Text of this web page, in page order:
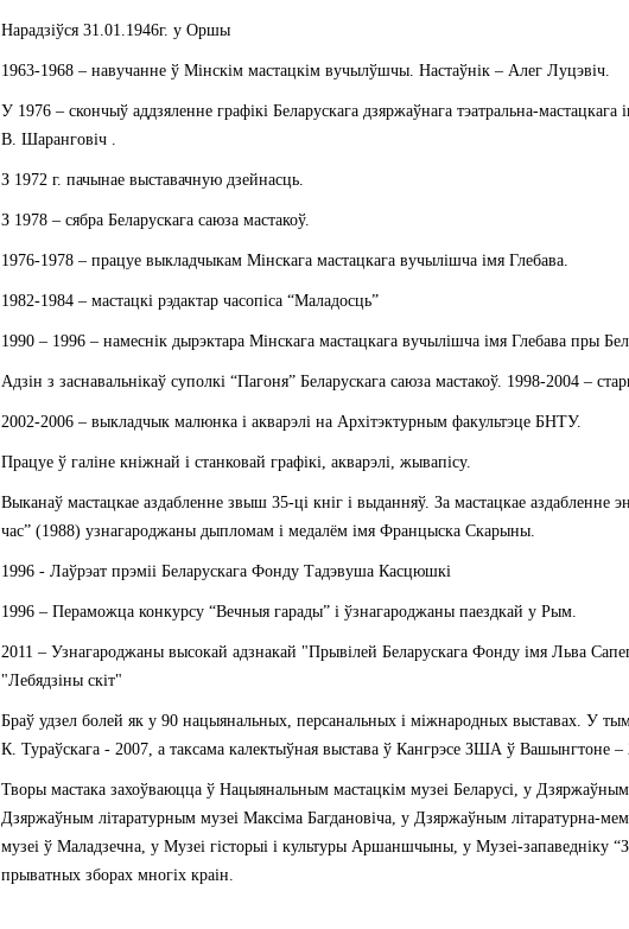
Нарадзіўся 31.01.1946г. у Оршы
1963-1968 – навучанне ў Мінскім мастацкім вучылўшчы. Настаўнік – Алег Луцэвіч.
У 1976 – скончыў аддзяленне графікі Беларускага дзяржаўнага тэатральна-
В. Шаранговіч .
З 1972 г. пачынае выставачную дзейнасць.
З 1978 – сябра Беларускага саюза мастакоў.
1976-1978 – працуе выкладчыкам Мінскага мастацкага вучылішча імя Глебава.
1982-1984 – мастацкі рэдактар часопіса “Маладосць”
1990 – 1996 – намеснік дырэктара Мінскага мастацкага вучылішча імя Глебава пры
Адзін з заснавальнікаў суполкі “Пагоня” Беларускага саюза мастакоў. 1998-2004 –
2002-2006 – выкладчык малюнка і акварэлі на Архітэктурным факультэце БНТУ.
Працуе ў галіне кніжнай і станковай графікі, акварэлі, жывапісу.
Выканаў мастацкае аздабленне звыш 35-ці кніг і выданняў. За мастацкае аздабленне
час” (1988) узнагароджаны дыпломам і медалём імя Францыска Скарыны.
1996 - Лаўрэат прэміі Беларускага Фонду Тадэвуша Касцюшкі
1996 – Пераможца конкурсу “Вечныя гарады” і ўзнагароджаны паездкай у Рым.
2011 – Узнагароджаны высокай адзнакай "Прывілей Беларускага Фонду імя Льва
"Лебядзіны скіт"
Браў удзел болей як у 90 нацыянальных, персанальных і міжнародных выставах. У
К. Тураўскага - 2007, а таксама калектыўная выстава ў Кангрэсе ЗША ў Вашынгтоне –
Творы мастака захоўваюцца ў Нацыянальным мастацкім музеі Беларусі, у
Дзяржаўным літаратурным музеі Максіма Багдановіча, у Дзяржаўным літаратурна-
музеі ў Маладзечна, у Музеі гісторыі і культуры Аршаншчыны, у Музеі-запаведніку
прыватных зборах многіх краін.